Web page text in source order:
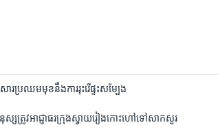
រ​ប្រឈម​មុខ​នឹង​ការ​រុះរើ​ផ្ទះ​សម្បែង
នុស្ស​ត្រូវ​អាជ្ញាធរ​ក្រុង​ស្វាយរៀង​កោះហៅ​ទៅ​សាកសួរ